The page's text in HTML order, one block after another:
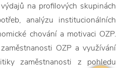
na profilových skupinách
analýzu institucionálních
chování a motivaci OZP.
OZP a využívání
zaměstnanosti z pohledu